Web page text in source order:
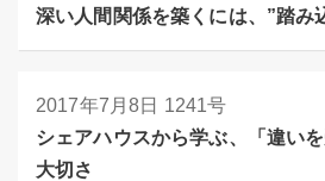
深い人間関係を築くには、”踏み
2017年7月8日 1241号
シェアハウスから学ぶ、「違い
大切さ